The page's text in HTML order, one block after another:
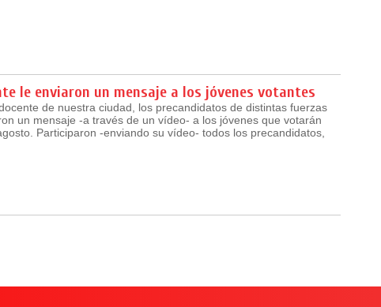
le enviaron un mensaje a los jóvenes votantes
de nuestra ciudad, los precandidatos de distintas fuerzas
un mensaje -a través de un vídeo- a los jóvenes que votarán
Participaron -enviando su vídeo- todos los precandidatos,